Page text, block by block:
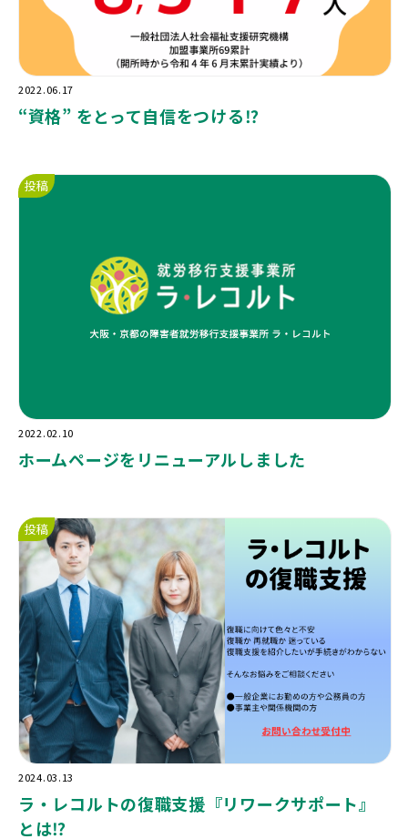
2022.06.17
“資格” をとって自信をつける⁉️
投稿
2022.02.10
ホームページをリニューアルしました
投稿
2024.03.13
ラ・レコルトの復職支援『リワークサポート』
とは⁉️